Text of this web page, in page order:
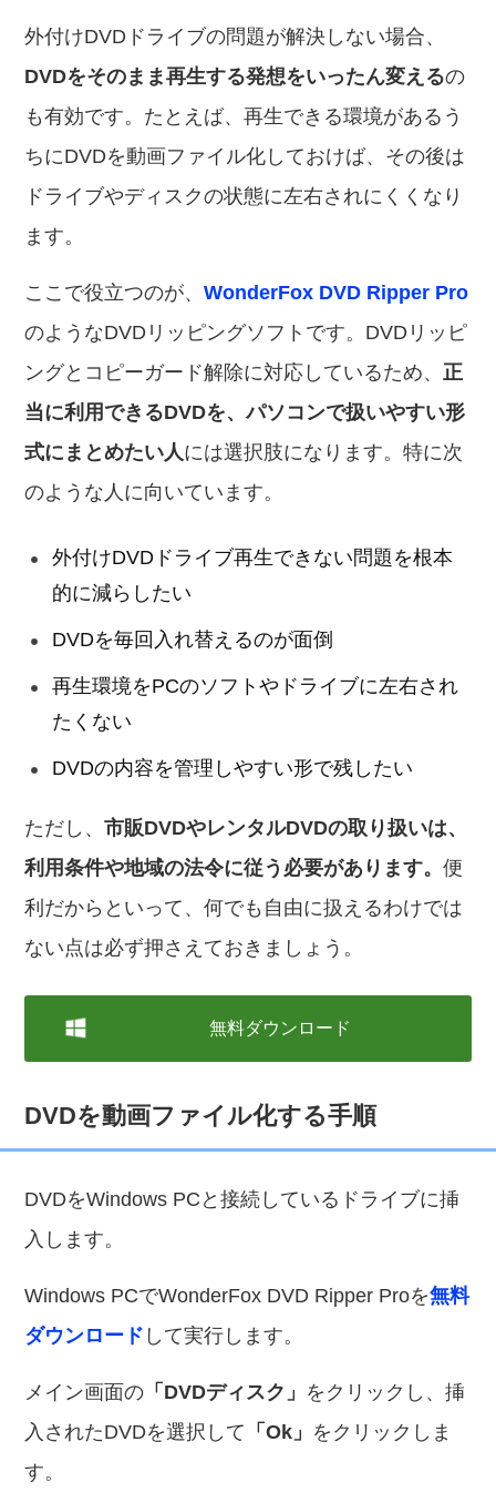
外付けDVDドライブの問題が解決しない場合、
DVDをそのまま再生する発想をいったん変えるの
も有効です。たとえば、再生できる環境があるう
ちにDVDを動画ファイル化しておけば、その後は
ドライブやディスクの状態に左右されにくくなり
ます。
ここで役立つのが、WonderFox DVD Ripper Pro
のようなDVDリッピングソフトです。DVDリッピ
ングとコピーガード解除に対応しているため、正
当に利用できるDVDを、パソコンで扱いやすい形
式にまとめたい人には選択肢になります。特に次
のような人に向いています。
外付けDVDドライブ再生できない問題を根本
的に減らしたい
DVDを毎回入れ替えるのが面倒
再生環境をPCのソフトやドライブに左右され
たくない
DVDの内容を管理しやすい形で残したい
ただし、市販DVDやレンタルDVDの取り扱いは、
利用条件や地域の法令に従う必要があります。便
利だからといって、何でも自由に扱えるわけでは
ない点は必ず押さえておきましょう。
無料ダウンロード
DVDを動画ファイル化する手順
DVDをWindows PCと接続しているドライブに挿
入します。
Windows PCでWonderFox DVD Ripper Proを無料
ダウンロード して実行します。
メイン画面の 「DVDディスク」 をクリックし、挿
入されたDVDを選択して 「Ok」 をクリックしま
す。